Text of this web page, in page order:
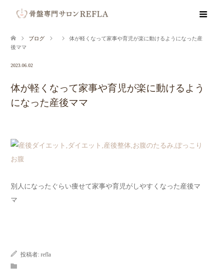
ブログ
体が軽くなって家事や育児が楽に動けるようになった産
後ママ
2023.06.02
体が軽くなって家事や育児が楽に動けるよう
になった産後ママ
別人になったぐらい痩せて家事や育児がしやすくなった産後マ
マ
投稿者: refla